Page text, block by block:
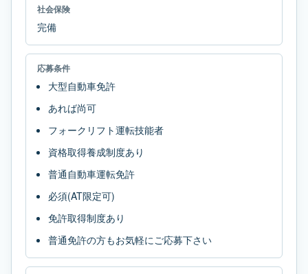
社会保険
完備
応募条件
大型自動車免許
あれば尚可
フォークリフト運転技能者
資格取得養成制度あり
普通自動車運転免許
必須(AT限定可)
免許取得制度あり
普通免許の方もお気軽にご応募下さい